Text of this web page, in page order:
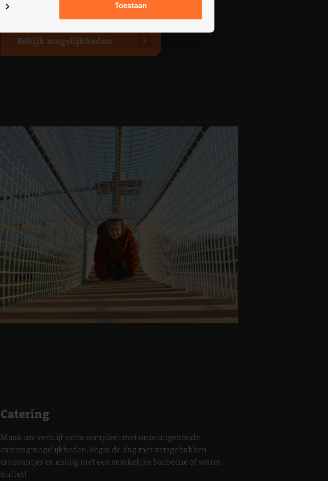
Toestaan
zorgeloos genieten!
Bekijk mogelijkheden
Catering
Maak uw verblijf extra compleet met onze uitgebreide
cateringmogelijkheden. Begin de dag met versgebakken
croissantjes en eindig met een smakelijke barbecue of warm
buffet!